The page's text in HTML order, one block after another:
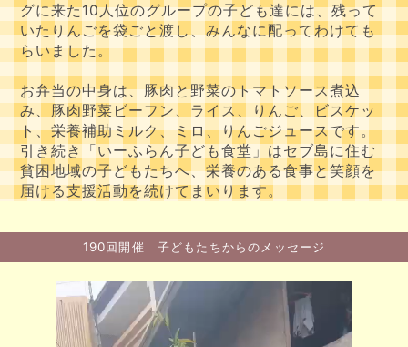
グに来た10人位のグループの子ども達には、残って
いたりんごを袋ごと渡し、みんなに配ってわけても
らいました。
お弁当の中身は、豚肉と野菜のトマトソース煮込
み、豚肉野菜ビーフン、ライス、りんご、ビスケッ
ト、栄養補助ミルク、ミロ、りんごジュースです。
引き続き「いーふらん子ども食堂」はセブ島に住む
貧困地域の子どもたちへ、栄養のある食事と笑顔を
届ける支援活動を続けてまいります。
190回開催 子どもたちからのメッセージ